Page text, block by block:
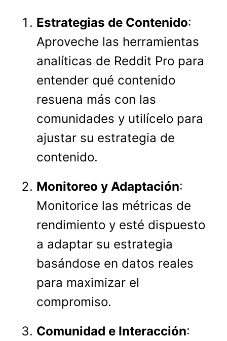
Estrategias de Contenido:
Aproveche las herramientas
analíticas de Reddit Pro para
entender qué contenido
resuena más con las
comunidades y utilícelo para
ajustar su estrategia de
contenido.
Monitoreo y Adaptación:
Monitorice las métricas de
rendimiento y esté dispuesto
a adaptar su estrategia
basándose en datos reales
para maximizar el
compromiso.
Comunidad e Interacción: